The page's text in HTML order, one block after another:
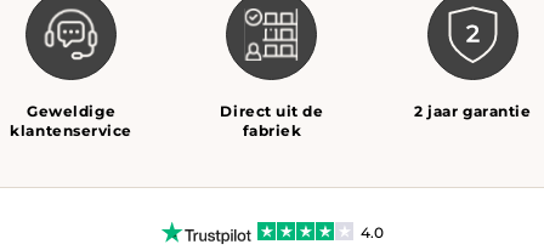
Geweldige
klantenservice
Direct uit de
fabriek
2 jaar garantie
4.0